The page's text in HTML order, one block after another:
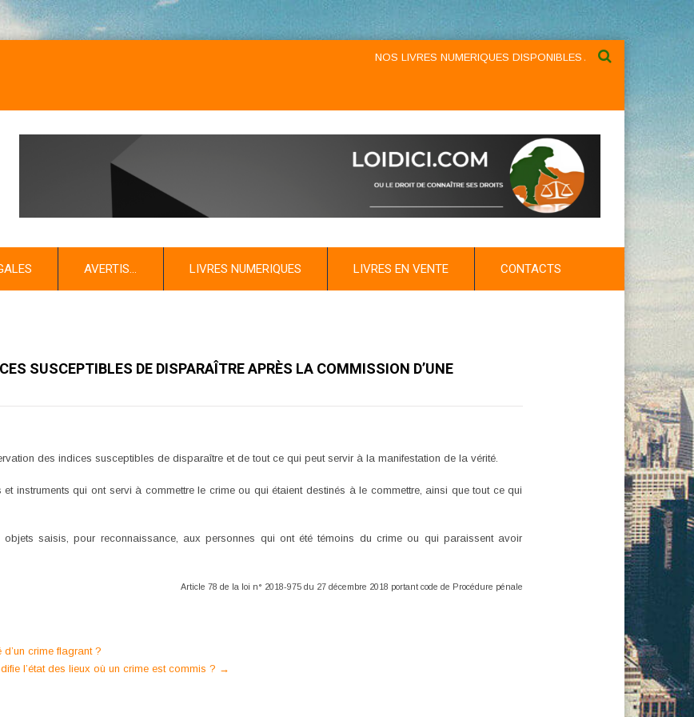
NOS LIVRES NUMERIQUES DISPONIBLES AU NIVEAU DU MENU
AVERTIS… LIVRES NUMERIQUES LIVRES EN VENTE CONTACTS
SUSCEPTIBLES DE DISPARAÎTRE APRÈS LA COMMISSION D’UNE
des indices susceptibles de disparaître et de tout ce qui peut servir à la manifestation de la vérité.
instruments qui ont servi à commettre le crime ou qui étaient destinés à le commettre, ainsi que tout ce qui
objets saisis, pour reconnaissance, aux personnes qui ont été témoins du crime ou qui paraissent avoir
Article 78 de la loi n° 2018-975 du 27 décembre 2018 portant code de Procédure pénale
crime flagrant ?
l’état des lieux où un crime est commis ? →